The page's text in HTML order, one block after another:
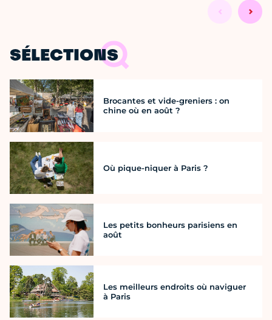
SÉLECTIONS
Brocantes et vide-greniers : on
chine où en août ?
Où pique-niquer à Paris ?
Les petits bonheurs parisiens en
août
Les meilleurs endroits où naviguer
à Paris